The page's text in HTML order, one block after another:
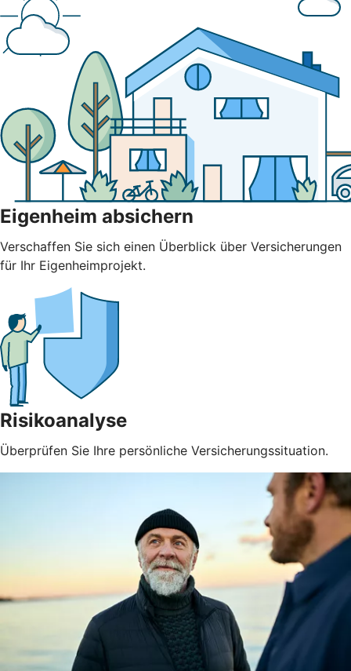
Eigenheim absichern
Verschaffen Sie sich einen Überblick über Versicherungen
für Ihr Eigenheimprojekt.
Risikoanalyse
Überprüfen Sie Ihre persönliche Versicherungssituation.